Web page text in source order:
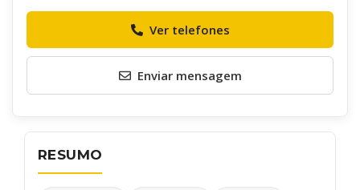
RESUMO
Ver telefones
Enviar mensagem
Envie uma mensagem ao anunciante